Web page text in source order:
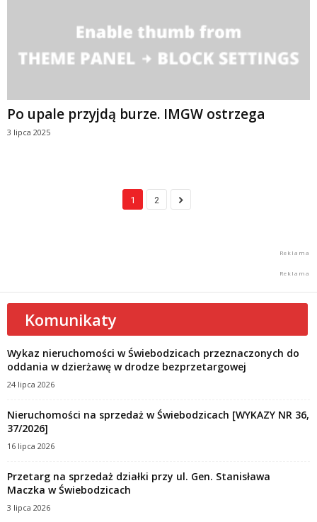
Po upale przyjdą burze. IMGW ostrzega
3 lipca 2025
1 2
Komunikaty
Wykaz nieruchomości w Świebodzicach przeznaczonych do
oddania w dzierżawę w drodze bezprzetargowej
24 lipca 2026
Nieruchomości na sprzedaż w Świebodzicach [WYKAZY NR 36,
37/2026]
16 lipca 2026
Przetarg na sprzedaż działki przy ul. Gen. Stanisława
Maczka w Świebodzicach
3 lipca 2026